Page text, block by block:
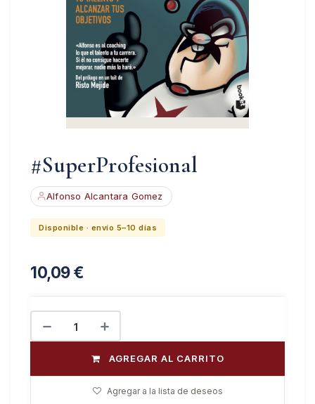
#SuperProfesional
Alfonso Alcantara Gomez
Disponible · envío 5–10 días
10,09€
AGREGAR AL CARRITO
Agregar a la lista de deseos